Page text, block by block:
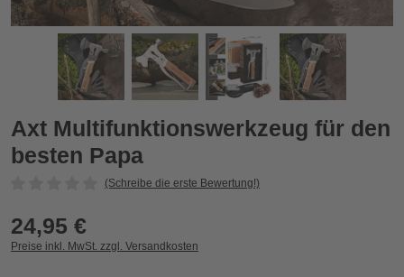
Axt Multifunktionswerkzeug für den besten Papa
Zurück
Axt Multifunktionswerkzeug für den
besten Papa
(Schreibe die erste Bewertung!)
24,95 €
Preise inkl. MwSt. zzgl. Versandkosten